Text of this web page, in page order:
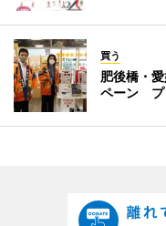
買う
肥後橋・
ペーン プ